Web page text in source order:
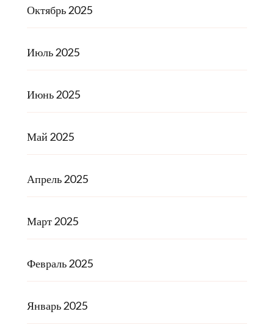
Октябрь 2025
Июль 2025
Июнь 2025
Май 2025
Апрель 2025
Март 2025
Февраль 2025
Январь 2025